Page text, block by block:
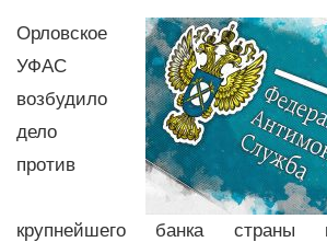
Орловское
УФАС
возбудило
дело
против
крупнейшего банка страны